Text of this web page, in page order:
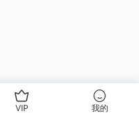
VIP 我的